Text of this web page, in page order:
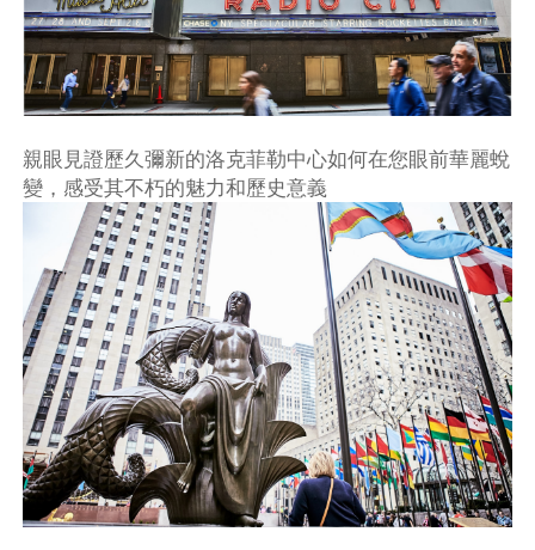
親眼見證歷久彌新的洛克菲勒中心如何在您眼前華麗蛻
變，感受其不朽的魅力和歷史意義